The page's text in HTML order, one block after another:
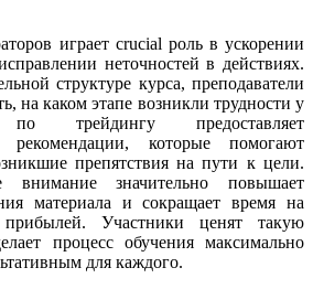
играет crucial роль в ускорении
неточностей в действиях.
структуре курса, преподаватели
на каком этапе возникли трудности у
трейдингу предоставляет
рекомендации, которые помогают
препятствия на пути к цели.
внимание значительно повышает
материала и сокращает время на
Участники ценят такую
процесс обучения максимально
для каждого.